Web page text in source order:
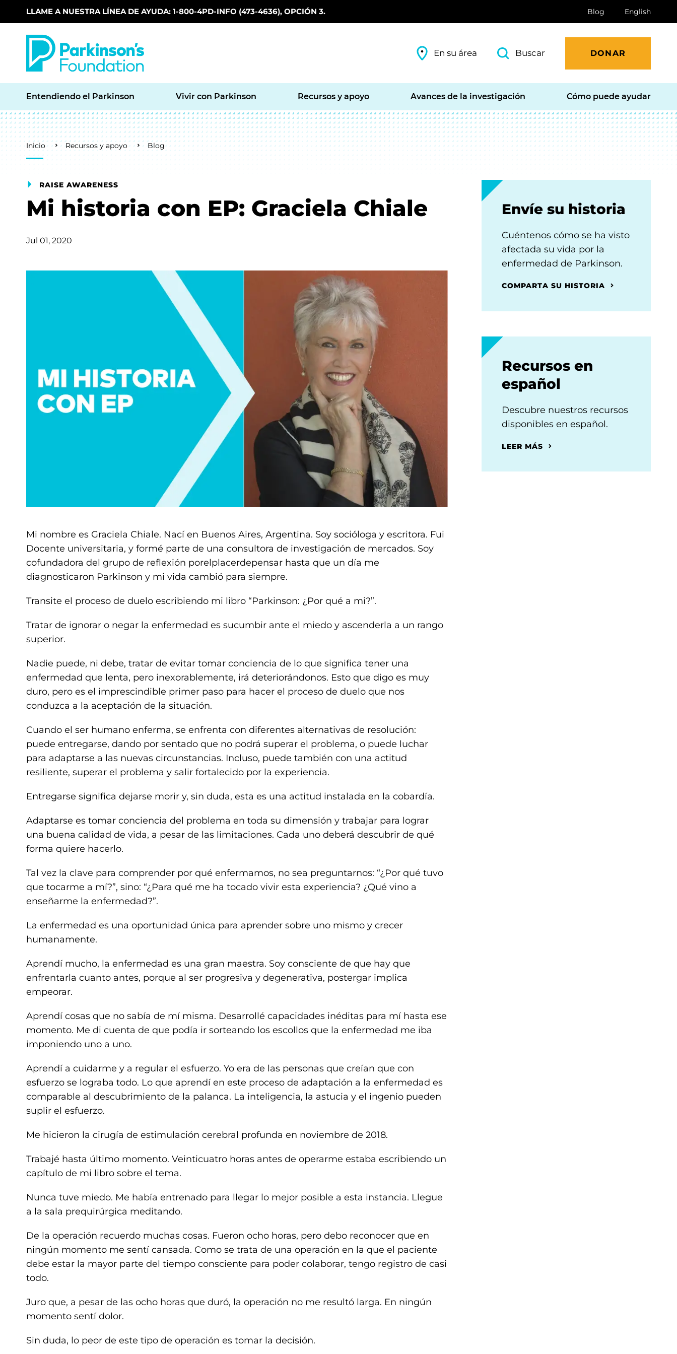
Skip to main content
LLAME A NUESTRA LÍNEA DE AYUDA: 1-800-4PD-INFO (473-4636), OPCIÓN 3. Blog English
En su área Buscar DONAR
Entendiendo el Parkinson Vivir con Parkinson Recursos y apoyo Avances de la investigación Cómo puede ayudar
Breadcrumb
Inicio Recursos y apoyo Blog
RAISE AWARENESS
Mi historia con EP: Graciela Chiale
Jul 01, 2020
Mi nombre es Graciela Chiale. Nací en Buenos Aires, Argentina. Soy socióloga y escritora. Fui
Docente universitaria, y formé parte de una consultora de investigación de mercados. Soy
cofundadora del grupo de reflexión porelplacerdepensar hasta que un día me
diagnosticaron Parkinson y mi vida cambió para siempre.
Transite el proceso de duelo escribiendo mi libro “Parkinson: ¿Por qué a mi?”.
Tratar de ignorar o negar la enfermedad es sucumbir ante el miedo y ascenderla a un rango
superior.
Nadie puede, ni debe, tratar de evitar tomar conciencia de lo que significa tener una
enfermedad que lenta, pero inexorablemente, irá deteriorándonos. Esto que digo es muy
duro, pero es el imprescindible primer paso para hacer el proceso de duelo que nos
conduzca a la aceptación de la situación.
Cuando el ser humano enferma, se enfrenta con diferentes alternativas de resolución:
puede entregarse, dando por sentado que no podrá superar el problema, o puede luchar
para adaptarse a las nuevas circunstancias. Incluso, puede también con una actitud
resiliente, superar el problema y salir fortalecido por la experiencia.
Entregarse significa dejarse morir y, sin duda, esta es una actitud instalada en la cobardía.
Adaptarse es tomar conciencia del problema en toda su dimensión y trabajar para lograr
una buena calidad de vida, a pesar de las limitaciones. Cada uno deberá descubrir de qué
forma quiere hacerlo.
Tal vez la clave para comprender por qué enfermamos, no sea preguntarnos: “¿Por qué tuvo
que tocarme a mí?”, sino: “¿Para qué me ha tocado vivir esta experiencia? ¿Qué vino a
enseñarme la enfermedad?”.
La enfermedad es una oportunidad única para aprender sobre uno mismo y crecer
humanamente.
Aprendí mucho, la enfermedad es una gran maestra. Soy consciente de que hay que
enfrentarla cuanto antes, porque al ser progresiva y degenerativa, postergar implica
empeorar.
Aprendí cosas que no sabía de mí misma. Desarrollé capacidades inéditas para mí hasta ese
momento. Me di cuenta de que podía ir sorteando los escollos que la enfermedad me iba
imponiendo uno a uno.
Aprendí a cuidarme y a regular el esfuerzo. Yo era de las personas que creían que con
esfuerzo se lograba todo. Lo que aprendí en este proceso de adaptación a la enfermedad es
comparable al descubrimiento de la palanca. La inteligencia, la astucia y el ingenio pueden
suplir el esfuerzo.
Me hicieron la cirugía de estimulación cerebral profunda en noviembre de 2018.
Trabajé hasta último momento. Veinticuatro horas antes de operarme estaba escribiendo un
capítulo de mi libro sobre el tema.
Nunca tuve miedo. Me había entrenado para llegar lo mejor posible a esta instancia. Llegue
a la sala prequirúrgica meditando.
De la operación recuerdo muchas cosas. Fueron ocho horas, pero debo reconocer que en
ningún momento me sentí cansada. Como se trata de una operación en la que el paciente
debe estar la mayor parte del tiempo consciente para poder colaborar, tengo registro de casi
todo.
Juro que, a pesar de las ocho horas que duró, la operación no me resultó larga. En ningún
momento sentí dolor.
Sin duda, lo peor de este tipo de operación es tomar la decisión.
Envíe su historia
Cuéntenos cómo se ha visto
afectada su vida por la
enfermedad de Parkinson.
COMPARTA SU HISTORIA
Recursos en
español
Descubre nuestros recursos
disponibles en español.
LEER MÁS